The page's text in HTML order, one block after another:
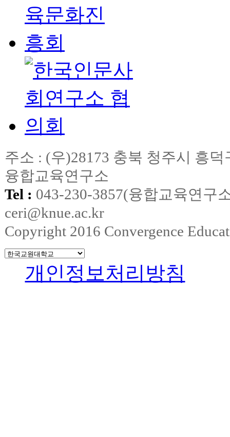
주소 : (우)28173 충북 청주시 흥
융합교육연구소
Tel : 043-230-3857(융합교육연
ceri@knue.ac.kr
Copyright 2016 Convergence
개인정보처리방침